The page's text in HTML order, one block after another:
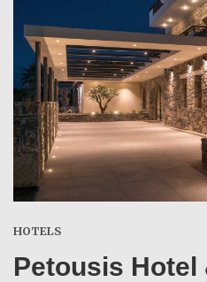
HOTELS
Petousis Hotel